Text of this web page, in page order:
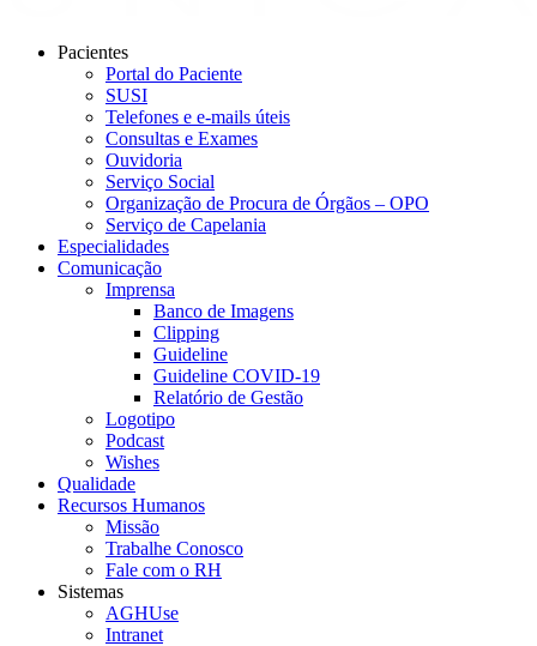
Pacientes
Portal do Paciente
SUSI
Telefones e e-mails úteis
Consultas e Exames
Ouvidoria
Serviço Social
Organização de Procura de Órgãos – OPO
Serviço de Capelania
Especialidades
Comunicação
Imprensa
Banco de Imagens
Clipping
Guideline
Guideline COVID-19
Relatório de Gestão
Logotipo
Podcast
Wishes
Qualidade
Recursos Humanos
Missão
Trabalhe Conosco
Fale com o RH
Sistemas
AGHUse
Intranet